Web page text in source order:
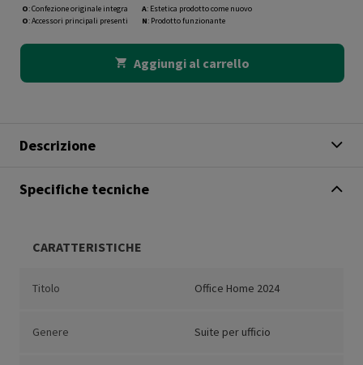
O: Confezione originale integra
O: Accessori principali presenti
A: Estetica prodotto come nuovo
N: Prodotto funzionante
Aggiungi al carrello
Descrizione
Specifiche tecniche
CARATTERISTICHE
Titolo Office Home 2024
Genere Suite per ufficio